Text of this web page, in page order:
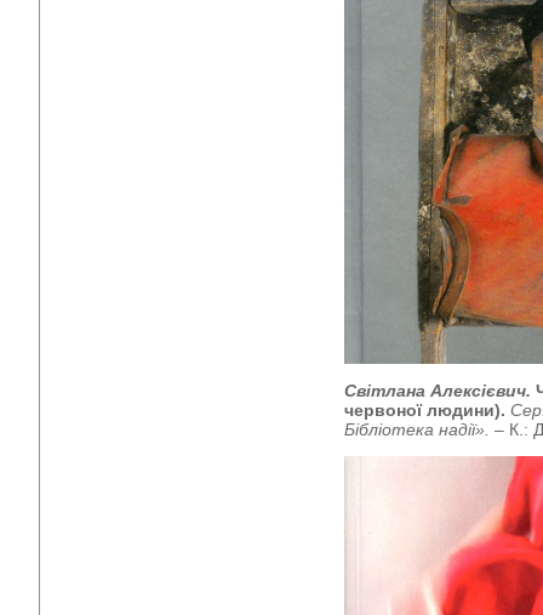
Світлана Алексієвич.
червоної людини).
Бібліотека надії». – К.: